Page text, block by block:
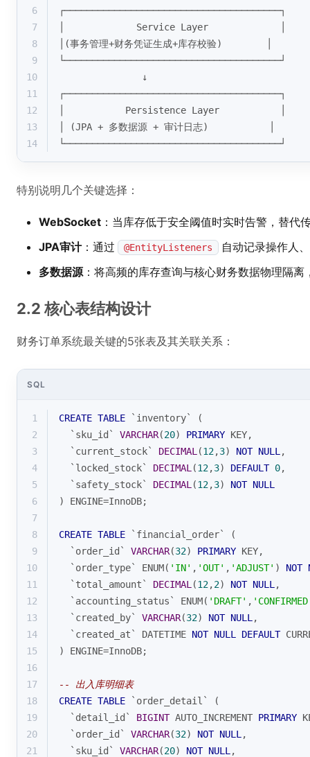
6
┌───────────────────────────────────────┐
7
│             Service Layer             │
8
│(事务管理+财务凭证生成+库存校验)        │
9
└───────────────────────────────────────┘
10
               ↓
11
┌───────────────────────────────────────┐
12
│           Persistence Layer           │
13
│ (JPA + 多数据源 + 审计日志)           │
14
└───────────────────────────────────────┘
特别说明几个关键选择：
WebSocket ：当库存低于安全阈值时实时告警，替代
JPA审计：通过 @EntityListeners
自动记录操作人
多数据源：将高频的库存查询与核心财务数据物理隔离
2.2 核心表结构设计
财务订单系统最关键的5张表及其关联关系：
SQL
1 CREATE TABLE `inventory` (
2
  `sku_id`
VARCHAR(20) PRIMARY KEY,
3
  `current_stock`
DECIMAL (12,3) NOT NULL ,
4
  `locked_stock`
DECIMAL (12,3) DEFAULT 0,
5
  `safety_stock`
DECIMAL (12,3) NOT NULL
6
) ENGINE=InnoDB;
7
8
CREATE TABLE `financial_order` (
9
  `order_id`
VARCHAR(32) PRIMARY KEY,
10
  `order_type` ENUM(
'IN' , 'OUT' , 'ADJUST' ) NOT
11
  `total_amount`
DECIMAL (12,2) NOT NULL ,
12
  `accounting_status` ENUM(
'DRAFT' ,
13
  `created_by`
VARCHAR(32) NOT NULL ,
14
  `created_at` DATETIME
NOT NULL DEFAULT
15
) ENGINE=InnoDB;
16
17
-- 出入库明细表
18
CREATE TABLE `order_detail` (
19
  `detail_id`
BIGINT AUTO_INCREMENT PRIMARY
20
  `order_id`
VARCHAR(32) NOT NULL ,
21
  `sku_id`
VARCHAR(20) NOT NULL ,